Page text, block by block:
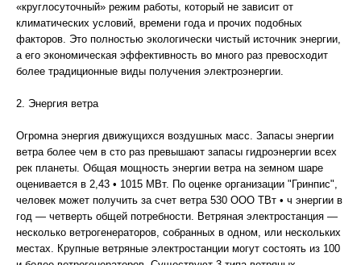
«круглосуточный» режим работы, который не зависит от
климатических условий, времени года и прочих подобных
факторов. Это полностью экологически чистый источник энергии,
а его экономическая эффективность во много раз превосходит
более традиционные виды получения электроэнергии.
2. Энергия ветра
Огромна энергия движущихся воздушных масс. Запасы энергии
ветра более чем в сто раз превышают запасы гидроэнергии всех
рек планеты. Общая мощность энергии ветра на земном шаре
оценивается в 2,43 • 1015 МВт. По оценке организации "Гринпис",
человек может получить за счет ветра 530 ООО ТВт • ч энергии в
год — четверть общей потребности. Ветряная электростанция —
несколько ветрогенераторов, собранных в одном, или нескольких
местах. Крупные ветряные электростанции могут состоять из 100